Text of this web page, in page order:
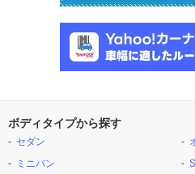
ボディタイプから探す
セダン
ミニバン